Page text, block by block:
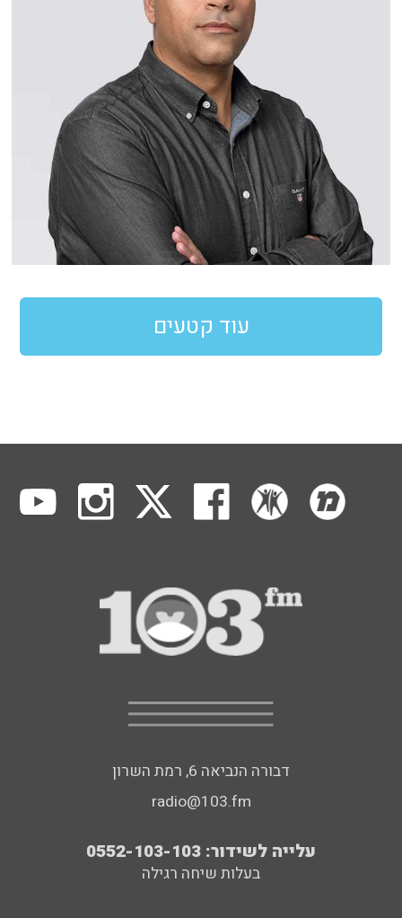
עוד קטעים
דבורה הנביאה 6, רמת השרון
radio@103.fm
עלייה לשידור: 0552-103-103
בעלות שיחה רגילה